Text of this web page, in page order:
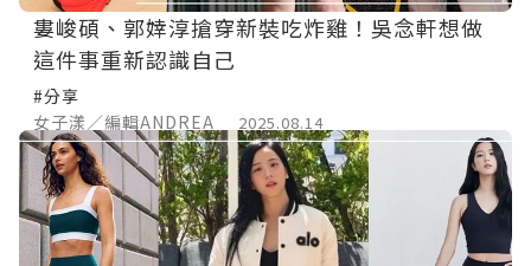
婁峻碩、郭婞淳搶穿新裝吃炸雞！吳念軒想做
這件事重新認識自己
#分享
女子漾／編輯ANDREA
2025.08.14